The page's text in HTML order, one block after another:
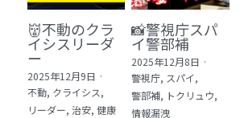
👹不動のクラ
イシスリーダ
ー
2025年12月9日 ·
不動, クライシス,
リーダー, 治安, 健康
📸警視庁スパ
イ警部補
2025年12月8日 ·
警視庁, スパイ,
警部補, トクリュウ,
情報漏洩